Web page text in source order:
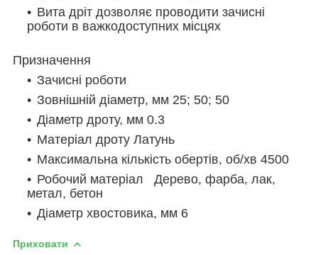
Вита дріт дозволяє проводити зачисні
роботи в важкодоступних місцях
Призначення
Зачисні роботи
Зовнішній діаметр, мм 25; 50; 50
Діаметр дроту, мм 0.3
Матеріал дроту Латунь
Максимальна кількість обертів, об/хв 4500
Робочий матеріал Дерево, фарба, лак,
метал, бетон
Діаметр хвостовика, мм 6
Приховати